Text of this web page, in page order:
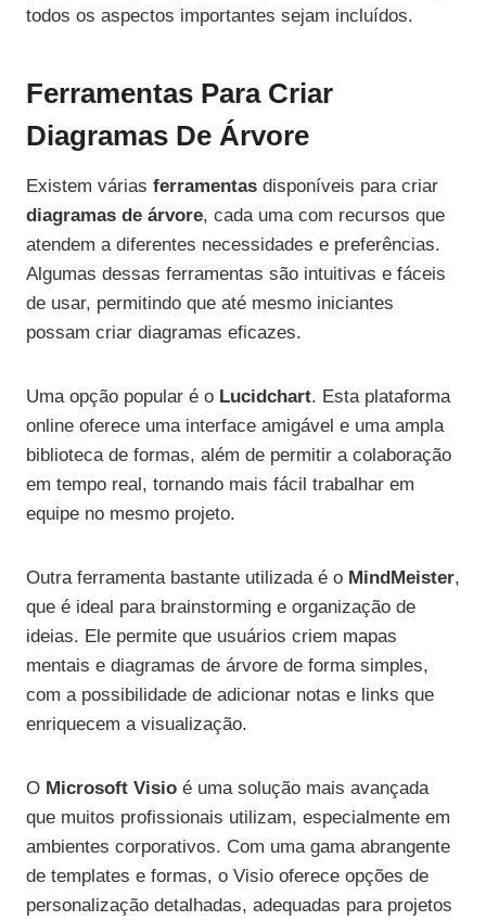
todos os aspectos importantes sejam incluídos.
Ferramentas Para Criar
Diagramas De Árvore
Existem várias ferramentas disponíveis para criar
diagramas de árvore, cada uma com recursos que
atendem a diferentes necessidades e preferências.
Algumas dessas ferramentas são intuitivas e fáceis
de usar, permitindo que até mesmo iniciantes
possam criar diagramas eficazes.
Uma opção popular é o Lucidchart. Esta plataforma
online oferece uma interface amigável e uma ampla
biblioteca de formas, além de permitir a colaboração
em tempo real, tornando mais fácil trabalhar em
equipe no mesmo projeto.
Outra ferramenta bastante utilizada é o MindMeister,
que é ideal para brainstorming e organização de
ideias. Ele permite que usuários criem mapas
mentais e diagramas de árvore de forma simples,
com a possibilidade de adicionar notas e links que
enriquecem a visualização.
O Microsoft Visio é uma solução mais avançada
que muitos profissionais utilizam, especialmente em
ambientes corporativos. Com uma gama abrangente
de templates e formas, o Visio oferece opções de
personalização detalhadas, adequadas para projetos